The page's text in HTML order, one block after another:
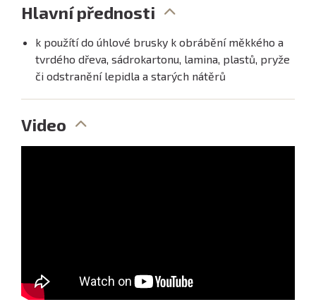
Hlavní přednosti
k použítí do úhlové brusky k obrábění měkkého a
tvrdého dřeva, sádrokartonu, lamina, plastů, pryže
či odstranění lepidla a starých nátěrů
Video